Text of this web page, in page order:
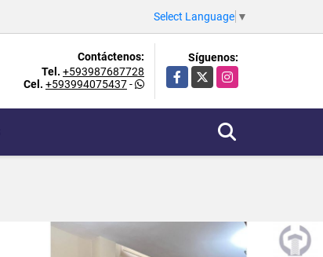
Select Language ▼
Contáctenos:
Tel. +593987687728
Cel. +593994075437-
Síguenos:
Facebook
X Instagram